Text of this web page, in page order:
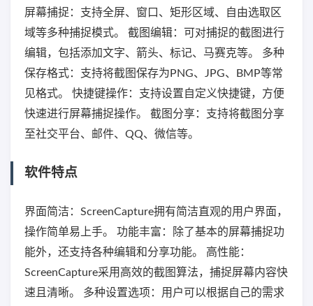
屏幕捕捉：支持全屏、窗口、矩形区域、自由选取区
域等多种捕捉模式。 截图编辑：可对捕捉的截图进行
编辑，包括添加文字、箭头、标记、马赛克等。 多种
保存格式：支持将截图保存为PNG、JPG、BMP等常
见格式。 快捷键操作：支持设置自定义快捷键，方便
快速进行屏幕捕捉操作。 截图分享：支持将截图分享
至社交平台、邮件、QQ、微信等。
软件特点
界面简洁：ScreenCapture拥有简洁直观的用户界面，
操作简单易上手。 功能丰富：除了基本的屏幕捕捉功
能外，还支持各种编辑和分享功能。 高性能：
ScreenCapture采用高效的截图算法，捕捉屏幕内容快
速且清晰。 多种设置选项：用户可以根据自己的需求